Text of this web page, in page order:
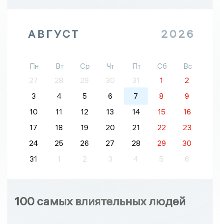
АВГУСТ 2026
Пн Вт Ср Чт Пт Сб
Вс
27
28 29 30 31 1
2
3
4 5 6 7 8
9
10
11 12 13 14 15
16
17
18 19 20 21 22
23
24
25 26 27 28 29
30
31
1 2 3 4 5 6
100 самых влиятельных людей